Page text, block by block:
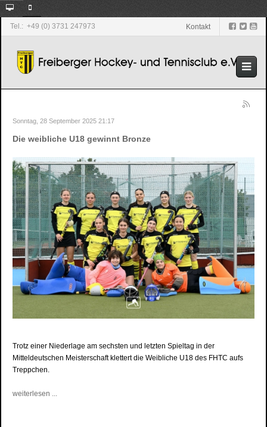
Tel.: +49 (0) 3731 247973 Kontakt
Sonntag, 28 September 2025 21:17
Die weibliche U18 gewinnt Bronze
Trotz einer Niederlage am sechsten und letzten Spieltag in der
Mitteldeutschen Meisterschaft klettert die Weibliche U18 des FHTC aufs
Treppchen.
weiterlesen ...